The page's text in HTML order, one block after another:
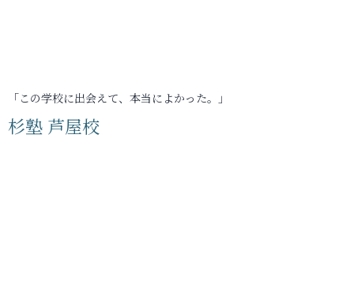
「この学校に出会えて、本当によかった。」
杉塾 芦屋校